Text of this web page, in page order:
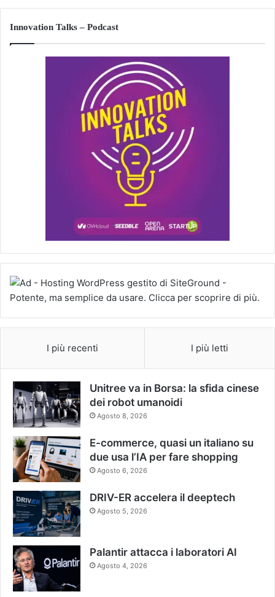
Innovation Talks – Podcast
I più recenti I più letti
Unitree va in Borsa: la sfida cinese
dei robot umanoidi
Agosto 8, 2026
E-commerce, quasi un italiano su
due usa l’IA per fare shopping
Agosto 6, 2026
DRIV-ER accelera il deeptech
Agosto 5, 2026
Palantir attacca i laboratori AI
Agosto 4, 2026